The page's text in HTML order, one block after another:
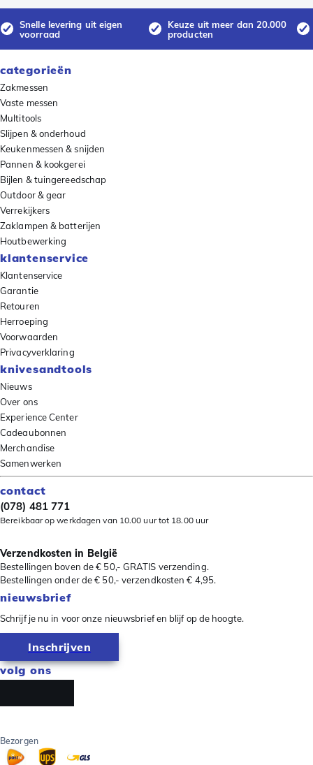
Snelle levering uit eigen
voorraad
Keuze uit meer dan 20.000
producten
categorieën
Zakmessen
Vaste messen
Multitools
Slijpen & onderhoud
Keukenmessen & snijden
Pannen & kookgerei
Bijlen & tuingereedschap
Outdoor & gear
Verrekijkers
Zaklampen & batterijen
Houtbewerking
klantenservice
Klantenservice
Garantie
Retouren
Herroeping
Voorwaarden
Privacyverklaring
knivesandtools
Nieuws
Over ons
Experience Center
Cadeaubonnen
Merchandise
Samenwerken
contact
(078) 481 771
Bereikbaar op werkdagen van 10.00 uur tot 18.00 uur
Verzendkosten in België
Bestellingen boven de € 50,- GRATIS verzending.
Bestellingen onder de € 50,- verzendkosten € 4,95.
nieuwsbrief
Schrijf je nu in voor onze nieuwsbrief en blijf op de hoogte.
Inschrijven
volg ons
Bezorgen